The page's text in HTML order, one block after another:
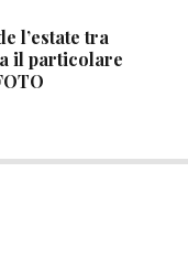
l’estate tra
il particolare